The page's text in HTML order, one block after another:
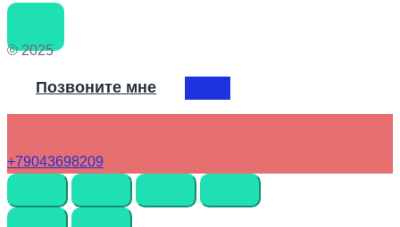
© 2025
Позвоните мне
+79043698209